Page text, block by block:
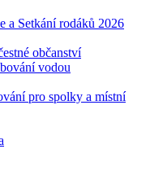
a Setkání rodáků 2026
občanství
vodou
pro spolky a místní